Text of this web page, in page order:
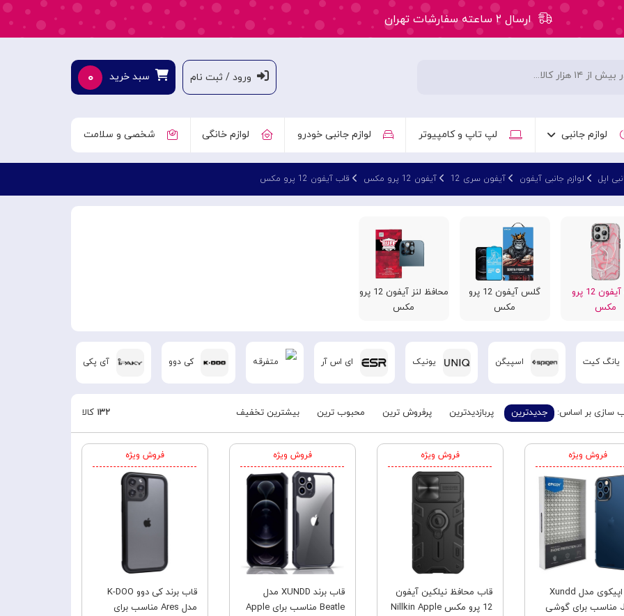
ارسال ۲ ساعته سفارشات تهران
ورود / ثبت نام سبد خرید ۰
لوازم جانبی لپ تاپ و کامپیوتر لوازم جانبی خودرو لوازم خانگی شخصی و سلامت
اپل لوازم جانبی آیفون آیفون سری 12 آیفون 12 پرو مکس قاب آیفون 12 پرو مکس
قاب آیفون 12 پرو
مکس
گلس آیفون 12 پرو
مکس
محافظ لنز آیفون 12 پرو
مکس
یانگ کیت اسپیگن یونیک ای اس آر متفرقه کی دوو آی پکی
سازی بر اساس: جدیدترین پربازدیدترین پرفروش ترین محبوب ترین بیشترین تخفیف ۱۳۲ کالا
فروش ویژه
کاور اپیکوی مدل Xundd
Jazz مناسب برای گوشی
فروش ویژه
قاب محافظ نیلکین آیفون
12 پرو مکس Nillkin Apple
فروش ویژه
قاب برند XUNDD مدل
Beatle مناسب برای Apple
فروش ویژه
قاب برند کی دوو K-DOO
مدل Ares مناسب برای